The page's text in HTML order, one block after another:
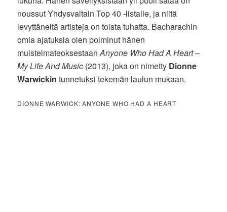
noussut Yhdysvaltain Top 40 -listalle, ja niitä
levyttäneitä artisteja on toista tuhatta. Bacharachin
omia ajatuksia olen poiminut hänen
muistelmateoksestaanAnyone Who Had A Heart –
My Life And Music (2013), joka on nimetty Dionne
Warwickin tunnetuksi tekemän laulun mukaan.
DIONNE WARWICK: ANYONE WHO HAD A HEART